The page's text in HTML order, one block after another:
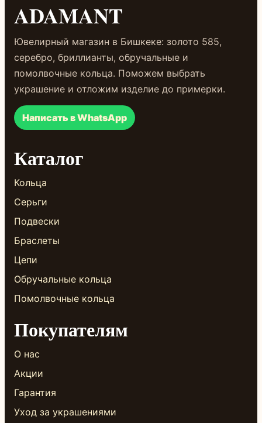
ADAMANT
Ювелирный магазин в Бишкеке: золото 585,
серебро, бриллианты, обручальные и
помолвочные кольца. Поможем выбрать
украшение и отложим изделие до примерки.
Написать в WhatsApp
Каталог
Кольца
Серьги
Подвески
Браслеты
Цепи
Обручальные кольца
Помолвочные кольца
Покупателям
О нас
Акции
Гарантия
Уход за украшениями